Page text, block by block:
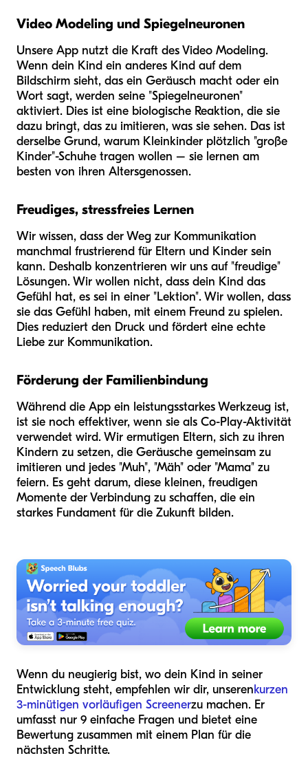
Video Modeling und Spiegelneuronen
Unsere App nutzt die Kraft des Video Modeling.
Wenn dein Kind ein anderes Kind auf dem
Bildschirm sieht, das ein Geräusch macht oder ein
Wort sagt, werden seine "Spiegelneuronen"
aktiviert. Dies ist eine biologische Reaktion, die sie
dazu bringt, das zu imitieren, was sie sehen. Das ist
derselbe Grund, warum Kleinkinder plötzlich "große
Kinder"-Schuhe tragen wollen – sie lernen am
besten von ihren Altersgenossen.
Freudiges, stressfreies Lernen
Wir wissen, dass der Weg zur Kommunikation
manchmal frustrierend für Eltern und Kinder sein
kann. Deshalb konzentrieren wir uns auf "freudige"
Lösungen. Wir wollen nicht, dass dein Kind das
Gefühl hat, es sei in einer "Lektion". Wir wollen, dass
sie das Gefühl haben, mit einem Freund zu spielen.
Dies reduziert den Druck und fördert eine echte
Liebe zur Kommunikation.
Förderung der Familienbindung
Während die App ein leistungsstarkes Werkzeug ist,
ist sie noch effektiver, wenn sie als Co-Play-Aktivität
verwendet wird. Wir ermutigen Eltern, sich zu ihren
Kindern zu setzen, die Geräusche gemeinsam zu
imitieren und jedes "Muh", "Mäh" oder "Mama" zu
feiern. Es geht darum, diese kleinen, freudigen
Momente der Verbindung zu schaffen, die ein
starkes Fundament für die Zukunft bilden.
Wenn du neugierig bist, wo dein Kind in seiner
Entwicklung steht, empfehlen wir dir, unserenkurzen
3-minütigen vorläufigen Screenerzu machen. Er
umfasst nur 9 einfache Fragen und bietet eine
Bewertung zusammen mit einem Plan für die
nächsten Schritte.